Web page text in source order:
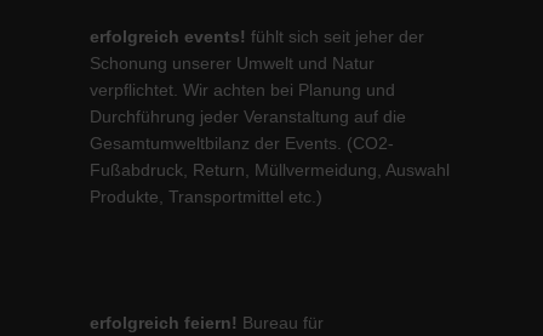
erfolgreich events! fühlt sich seit jeher der
Schonung unserer Umwelt und Natur
verpflichtet. Wir achten bei Planung und
Durchführung jeder Veranstaltung auf die
Gesamtumweltbilanz der Events. (CO2-
Fußabdruck, Return, Müllvermeidung, Auswahl
Produkte, Transportmittel etc.)
erfolgreich feiern! Bureau für